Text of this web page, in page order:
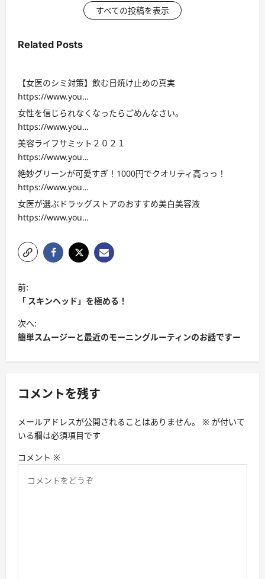
すべての投稿を表示
Related Posts
【女医のシミ対策】飲む日焼け止めの真実
https://www.you…
女性を信じられなくなったらごめんなさい。
https://www.you…
美容ライフサミット２０２１
https://www.you…
絶妙グリーンが可愛すぎ！1000円でクオリティ高っっ！
https://www.you…
女医が選ぶドラッグストアのおすすめ美白美容液
https://www.you…
投
稿
ナ
ビ
シ
ン
前:
「 スキンヘッド」を極める！
次へ:
簡単スムージーと最近のモーニングルーティンのお話ですー
コメントを残す
メールアドレスが公開されることはありません。 ※ が付いて
いる欄は必須項目です
コメント ※